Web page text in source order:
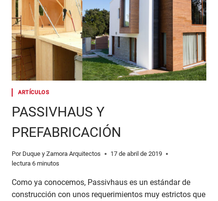
ARTÍCULOS
PASSIVHAUS Y
PREFABRICACIÓN
Por Duque y Zamora Arquitectos
17 de abril de 2019
lectura 6 minutos
Como ya conocemos, Passivhaus es un estándar de
construcción con unos requerimientos muy estrictos que